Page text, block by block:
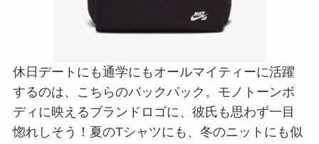
休日デートにも通学にもオールマイティーに活躍
するのは、こちらのバックパック。モノトーンボ
ディに映えるブランドロゴに、彼氏も思わず一目
惚れしそう！夏のTシャツにも、冬のニットにも似